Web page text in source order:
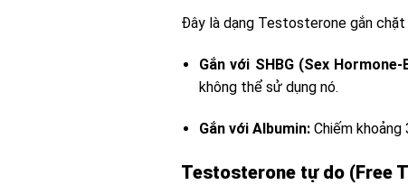
Đây là dạng Testosterone gắn
Gắn với SHBG (Sex
không thể sử dụng nó.
Gắn với Albumin: Chiếm
Testosterone tự do (Free